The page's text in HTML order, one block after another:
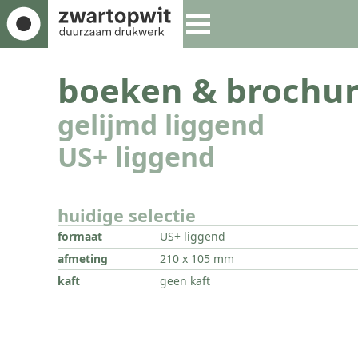
boeken &
gelijmd liggend
US+ liggend
huidige selectie
formaat
US+ liggend
afmeting
210 x 105 mm
kaft
geen kaft